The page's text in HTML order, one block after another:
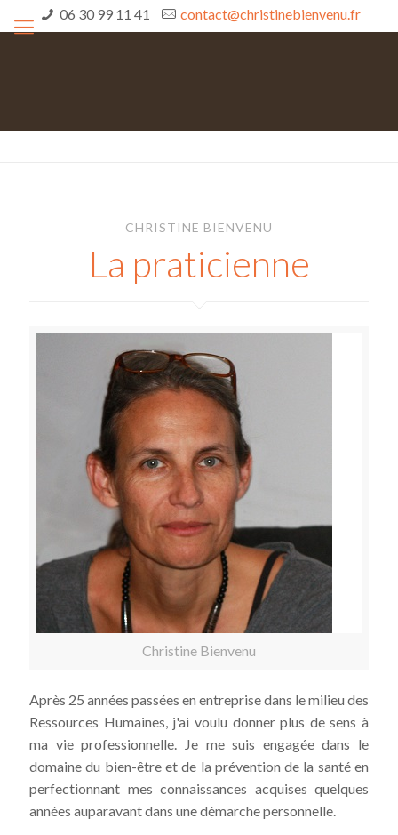
06 30 99 11 41 contact@christinebienvenu.fr
CHRISTINE BIENVENU
La praticienne
Christine Bienvenu
Après 25 années passées en entreprise dans le milieu des
Ressources Humaines, j'ai voulu donner plus de sens à
ma vie professionnelle. Je me suis engagée dans le
domaine du bien-être et de la prévention de la santé en
perfectionnant mes connaissances acquises quelques
années auparavant dans une démarche personnelle.